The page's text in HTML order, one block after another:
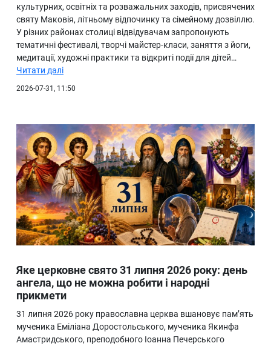
культурних, освітніх та розважальних заходів, присвячених
святу Маковія, літньому відпочинку та сімейному дозвіллю.
У різних районах столиці відвідувачам запропонують
тематичні фестивалі, творчі майстер-класи, заняття з йоги,
медитації, художні практики та відкриті події для дітей…
Читати далі
2026-07-31, 11:50
Яке церковне свято 31 липня 2026 року: день
ангела, що не можна робити і народні
прикмети
31 липня 2026 року православна церква вшановує пам’ять
мученика Еміліана Доростольського, мученика Якинфа
Амастридського, преподобного Іоанна Печерського